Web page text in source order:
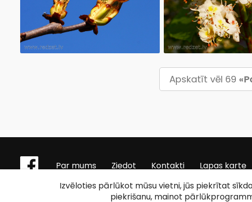
Apskatīt vēl 69
Par mums Ziedot Kontakti Lapas karte
Izvēloties pārlūkot mūsu vietni, jūs piekrītat
piekrišanu, mainot